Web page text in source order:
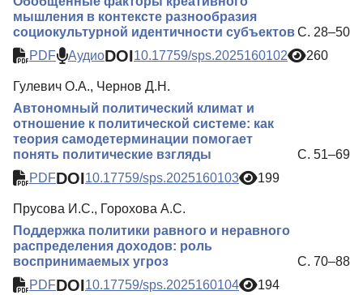
мышления в контексте разнообразия
социокультурной идентичности субъектовС. 28–50
PDF
АудиоDOI10.17759/sps.2025160102 260
Гулевич О.А., Чернов Д.Н.
Автономный политический климат и
отношение к политической системе: как
теория самодетерминации помогает
понять политические взгляды
С. 51–69
PDFDOI10.17759/sps.2025160103 199
Прусова И.С., Горохова А.С.
Поддержка политики равного и неравного
распределения доходов: роль
воспринимаемых угроз
С. 70–88
PDFDOI10.17759/sps.2025160104 194